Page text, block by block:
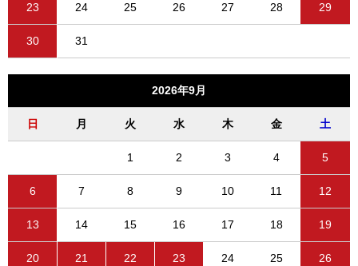
23 24 25 26 27 28 29
30 31
2026年9月
日 月 火 水 木 金 土
1 2 3 4 5
6 7 8 9 10 11 12
13 14 15 16 17 18 19
20 21 22 23 24 25 26